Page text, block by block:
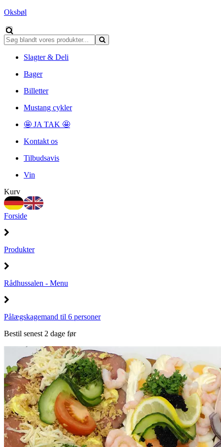
Oksbøl
Slagter & Deli
Bager
Billetter
Mustang cykler
🤩 JA TAK 🤩
Kontakt os
Tilbudsavis
Vin
Kurv
Forside
Produkter
Rådhussalen - Menu
Pålægskagemand til 6 personer
Bestil senest 2 dage før